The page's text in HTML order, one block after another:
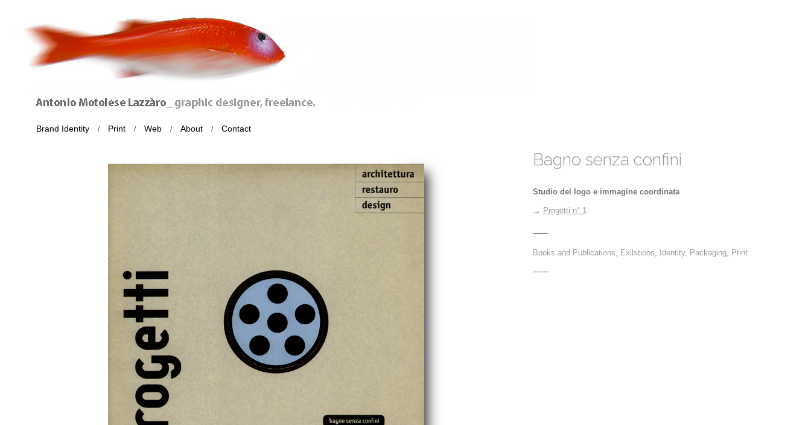
Brand Identity Print Web About Contact
Bagno senza confini
Studio del logo e immagine coordinata
→ Progetti n° 1
Books and Publications, Exibitions, Identity, Packaging, Print